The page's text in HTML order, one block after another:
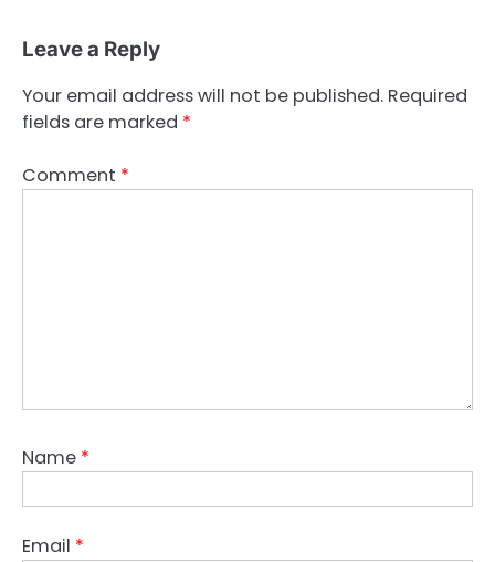
Leave a Reply
Your email address will not be published. Required
fields are marked *
Comment *
Name *
Email *